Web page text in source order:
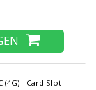
(4G) - Card Slot